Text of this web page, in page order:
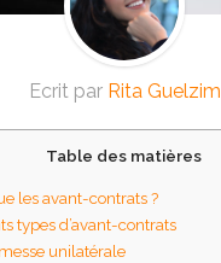
Ecrit par Rita Guelzim
Table des matières
les avant-contrats ?
types d’avant-contrats
unilatérale